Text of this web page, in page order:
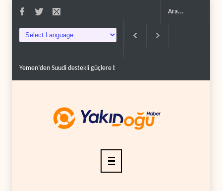
Yemen’den Suudi destekli güçlere büyük operasyon..